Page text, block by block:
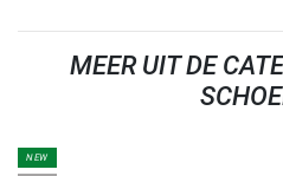
MEER UIT DE
NEW